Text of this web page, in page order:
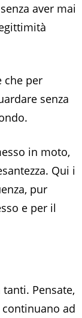
aver mai
che per
senza
in moto,
Qui i
pur
e per il
Pensate,
ad